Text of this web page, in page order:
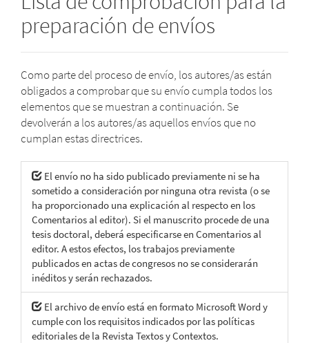
preparación de envíos
Como parte del proceso de envío, los autores/as están
obligados a comprobar que su envío cumpla todos los
elementos que se muestran a continuación. Se
devolverán a los autores/as aquellos envíos que no
cumplan estas directrices.
El envío no ha sido publicado previamente ni se ha
sometido a consideración por ninguna otra revista (o se
ha proporcionado una explicación al respecto en los
Comentarios al editor). Si el manuscrito procede de una
tesis doctoral, deberá especificarse en Comentarios al
editor. A estos efectos, los trabajos previamente
publicados en actas de congresos no se considerarán
inéditos y serán rechazados.
El archivo de envío está en formato Microsoft Word y
cumple con los requisitos indicados por las políticas
editoriales de la Revista Textos y Contextos.